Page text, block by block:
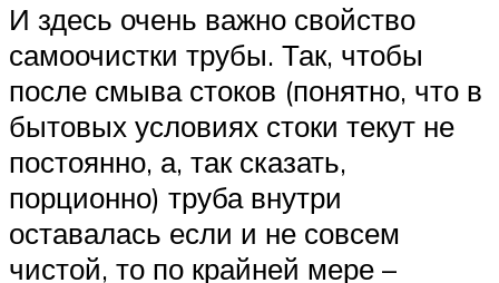
И здесь очень важно свойство
самоочистки трубы. Так, чтобы
после смыва стоков (понятно, что в
бытовых условиях стоки текут не
постоянно, а, так сказать,
порционно) труба внутри
оставалась если и не совсем
чистой, то по крайней мере –